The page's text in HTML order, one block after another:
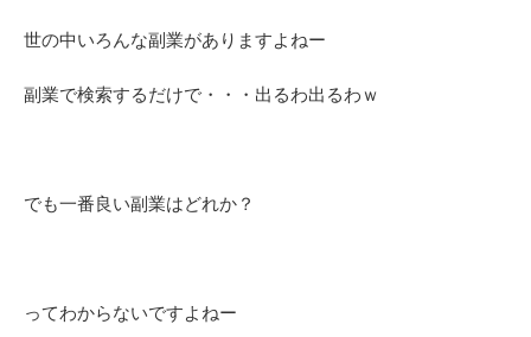
世の中いろんな副業がありますよねー
副業で検索するだけで・・・出るわ出るわｗ
でも一番良い副業はどれか？
ってわからないですよねー